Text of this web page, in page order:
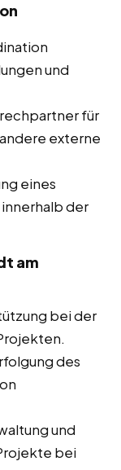
und
für
externe
eines
der
am
bei der
des
und
bei